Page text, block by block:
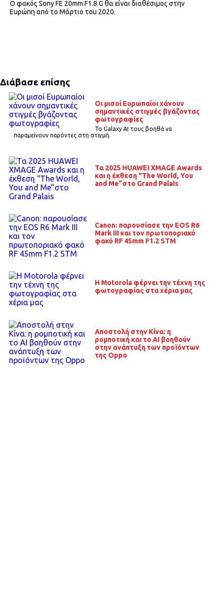
Ο φακός Sony FE 20mm F1.8 G θα είναι διαθέσιμος στην
Ευρώπη από το Μάρτιο του 2020.
Διάβασε επίσης
Οι μισοί Ευρωπαίοι χάνουν
σημαντικές στιγμές βγάζοντας
φωτογραφίες
Το Galaxy AI τους βοηθά να
παραμείνουν παρόντες στη στιγμή.
Τα 2025 HUAWEI XMAGE Awards
και η έκθεση “The World, You
and Me”στο Grand Palais
Canon: παρουσίασε την EOS R6
Mark III και τον πρωτοποριακό
φακό RF 45mm F1.2 STM
H Motorola φέρνει την τέχνη της
φωτογραφίας στα χέρια μας
Αποστολή στην Κίνα: η
ρομποτική και το ΑΙ βοηθούν
στην ανάπτυξη των προϊόντων
της Oppo